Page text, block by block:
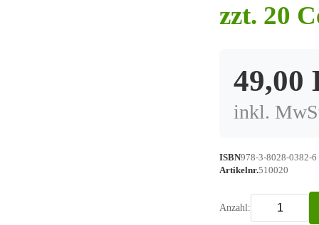
zzt. 20
49,00
inkl.
ISBN978-3-8028-0382-6
Artikelnr.510020
Anzahl: